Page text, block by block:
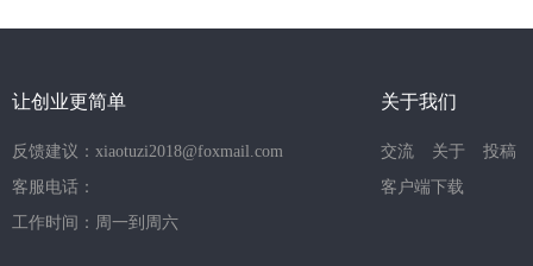
让创业更简单
反馈建议：xiaotuzi2018@foxmail.com
客服电话：
工作时间：周一到周六
关于我们
交流 关于
投稿
客户端下载